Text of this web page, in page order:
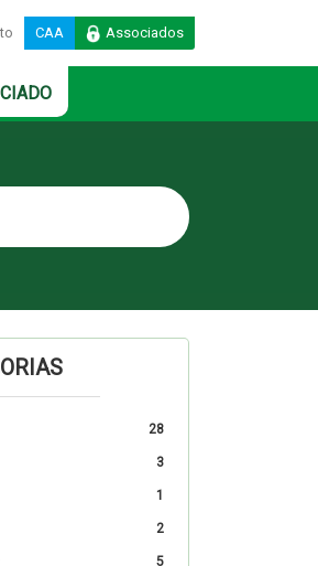
CAA Associados
28
3
1
2
5